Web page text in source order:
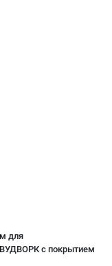
для
ВУДВОРК с покрытием